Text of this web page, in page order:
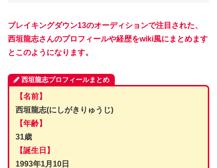
ブレイキングダウン13のオーディションで注目された、
西垣龍志さんのプロフィールや経歴をwiki風にまとめます
とこのようになります。
西垣龍志プロフィールまとめ
【名前】
西垣龍志(にしがきりゅうじ)
【年齢】
31歳
【誕生日】
1993年1月10日